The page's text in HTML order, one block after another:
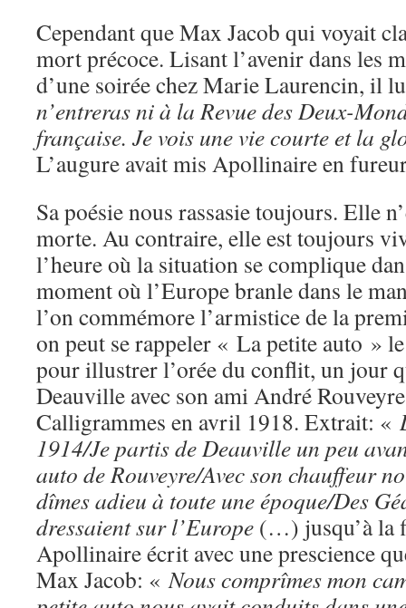
Cependant que Max Jacob qui voyait
mort précoce. Lisant l’avenir dans les
d’une soirée chez Marie Laurencin, il
n’entreras ni à la Revue des Deux-
française. Je vois une vie courte et la
L’augure avait mis Apollinaire en
Sa poésie nous rassasie toujours. Elle
morte. Au contraire, elle est toujours
l’heure où la situation se complique
moment où l’Europe branle dans le
l’on commémore l’armistice de la
on peut se rappeler « La petite auto »
pour illustrer l’orée du conflit, un jour
Deauville avec son ami André
Calligrammes en avril 1918. Extrait: «
1914/Je partis de Deauville un peu
auto de Rouveyre/Avec son chauffeur
dîmes adieu à toute une époque/Des
dressaient sur l’Europe (…) jusqu’à la
Apollinaire écrit avec une prescience
Max Jacob: «Nous comprîmes mon